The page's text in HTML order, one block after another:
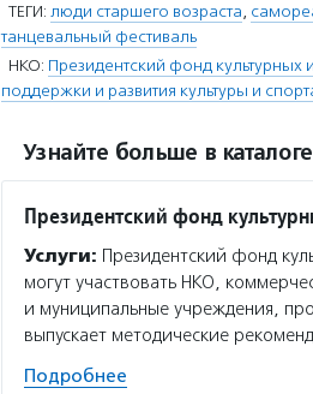
ТЕГИ: люди старшего возраста,
танцевальный фестиваль
НКО: Президентский фонд культурных
поддержки и развития культуры и
Узнайте больше в
Президентский фонд
Услуги: Президентский фонд
могут участвовать НКО,
и муниципальные учреждения,
выпускает методические
Подробнее